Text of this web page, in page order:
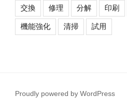
交換 修理 分解 印刷
機能強化 清掃 試用
Proudly powered by WordPress